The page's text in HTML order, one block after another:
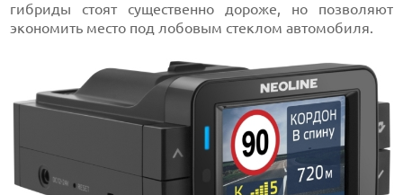
гибриды стоят существенно дороже, но позволяют
экономить место под лобовым стеклом автомобиля.